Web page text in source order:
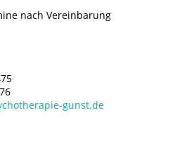
nach Vereinbarung
gunst.de